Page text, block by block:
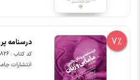
7% درسنامه
کد کتاب : 105826
انتشارات